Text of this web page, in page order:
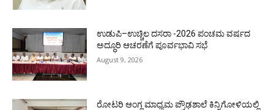
ಉಡುಪಿ–ಉಚ್ಚಿಲ ದಸರಾ -2026 ಪಂಚಮ ವರ್ಷದ
ಅದ್ಧೂರಿ ಆಚರಣೆಗೆ ಪೂರ್ವಭಾವಿ ಸಭೆ
August 9, 2026
ರೋಟರಿ ಆಂಗ್ಲ ಮಾಧ್ಯಮ ಪ್ರೌಢಶಾಲೆ ಕಿನ್ನಿಗೋಳಿಯಲ್ಲಿ